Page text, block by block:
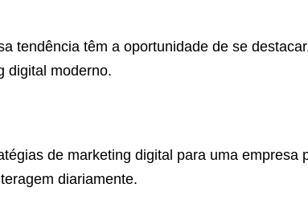
tendência têm a oportunidade de se
digital moderno.
de marketing digital para uma empresa
diariamente.